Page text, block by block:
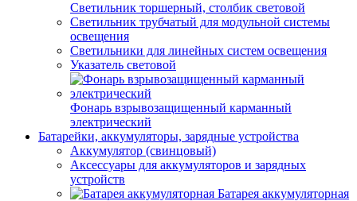
Светильник торшерный, столбик световой
Светильник трубчатый для модульной системы
освещения
Светильники для линейных систем освещения
Указатель световой
Фонарь взрывозащищенный карманный
электрический
Батарейки, аккумуляторы, зарядные устройства
Аккумулятор (свинцовый)
Аксессуары для аккумуляторов и зарядных
устройств
Батарея аккумуляторная